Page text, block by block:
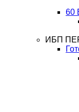
60
ИБП